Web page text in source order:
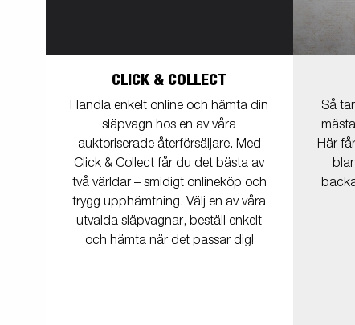
CLICK & COLLECT
Handla enkelt online och hämta din
släpvagn hos en av våra
auktoriserade återförsäljare. Med
Click & Collect får du det bästa av
två världar – smidigt onlineköp och
trygg upphämtning. Välj en av våra
utvalda släpvagnar, beställ enkelt
och hämta när det passar dig!
Så
Här